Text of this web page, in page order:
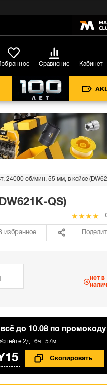
Сравнение Кабинет
24000 об/мин, 55 мм, в кейсе
QS)
избранное
нет в
до 10.08 по промокоду
2д : 6ч : 57м